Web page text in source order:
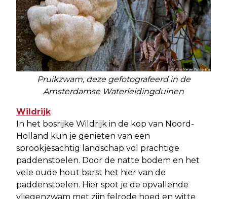
Pruikzwam, deze gefotografeerd in de
Amsterdamse Waterleidingduinen
Wildrijk
In het bosrijke Wildrijk in de kop van Noord-
Holland kun je genieten van een
sprookjesachtig landschap vol prachtige
paddenstoelen. Door de natte bodem en het
vele oude hout barst het hier van de
paddenstoelen. Hier spot je de opvallende
vliegenzwam met zijn felrode hoed en witte